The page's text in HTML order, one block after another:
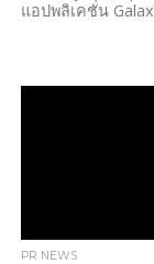
แอปพลิเคชั่น
PR NEWS